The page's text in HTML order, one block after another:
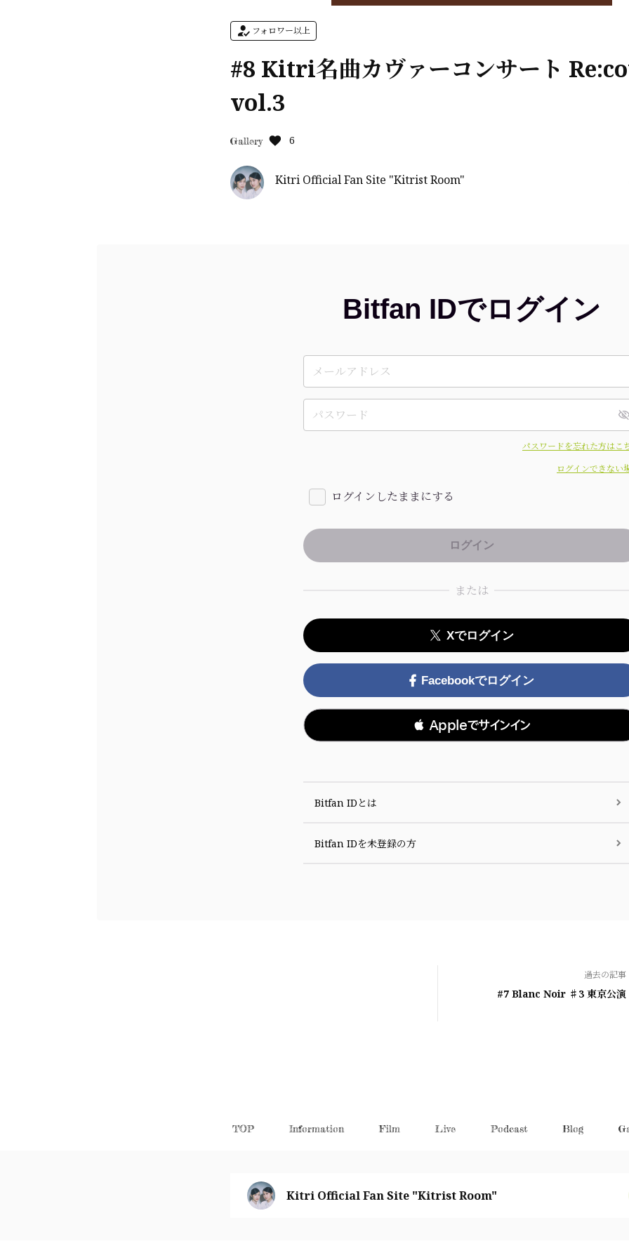
フォロワー以上
#8 Kitri名曲カヴァーコンサート
vol.3
Gallery 6
Kitri Official Fan Site "Kitrist Room"
Bitfan IDでログイン
パスワードを忘れた方はこ
ログインできない
ログインしたままにする
または
Xでログイン
Facebookでログイン
 Appleでサインイン
Bitfan IDとは
Bitfan IDを未登録の方
過去の記事
#7 Blanc Noir ♯3 東京公演
TOP Information Film Live Podcast Blog
Kitri Official Fan Site "Kitrist Room"